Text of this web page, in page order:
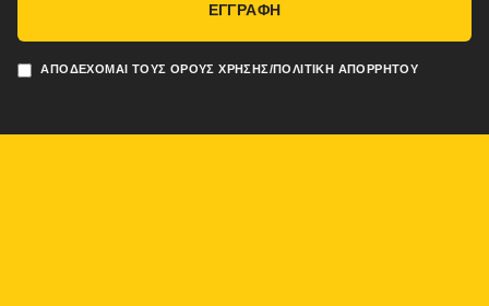
ΑΠΟΔΈΧΟΜΑΙ ΤΟΥΣ ΌΡΟΥΣ ΧΡΉΣΗΣ/ΠΟΛΙΤΙΚΉ ΑΠΟΡΡΉΤΟΥ
ΕΓΓΡΑΦΗ